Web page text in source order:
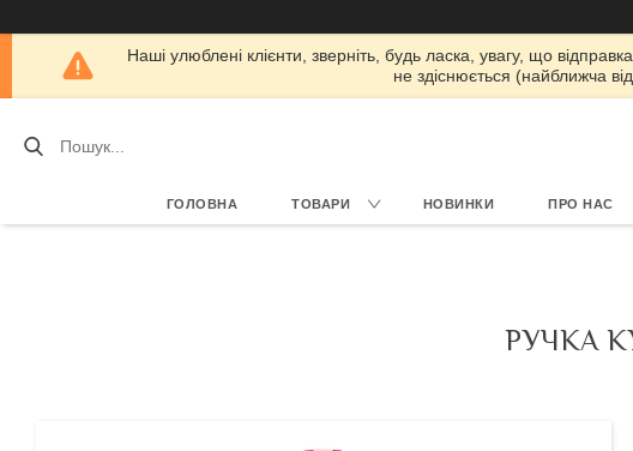
Наші улюблені клієнти, зверніть, будь ласка, увагу, що
не здіснюється (найближча
ГОЛОВНА ТОВАРИ НОВИНКИ ПРО НАС
РУЧКА